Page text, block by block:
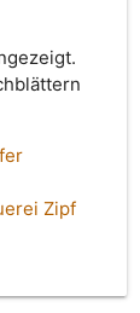
Zipf